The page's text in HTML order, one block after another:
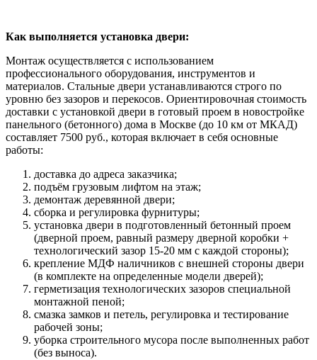
Как выполняется установка двери:
Монтаж осуществляется с использованием
профессионального оборудования, инструментов и
материалов. Стальные двери устанавливаются строго по
уровню без зазоров и перекосов. Ориентировочная стоимость
доставки с установкой двери в готовый проем в новостройке
панельного (бетонного) дома в Москве (до 10 км от МКАД)
составляет 7500 руб., которая включает в себя основные
работы:
доставка до адреса заказчика;
подъём грузовым лифтом на этаж;
демонтаж деревянной двери;
сборка и регулировка фурнитуры;
установка двери в подготовленный бетонный проем
(дверной проем, равный размеру дверной коробки +
технологический зазор 15-20 мм с каждой стороны);
крепление МДФ наличников с внешней стороны двери
(в комплекте на определенные модели дверей);
герметизация технологических зазоров специальной
монтажной пеной;
смазка замков и петель, регулировка и тестирование
рабочей зоны;
уборка строительного мусора после выполненных работ
(без выноса).